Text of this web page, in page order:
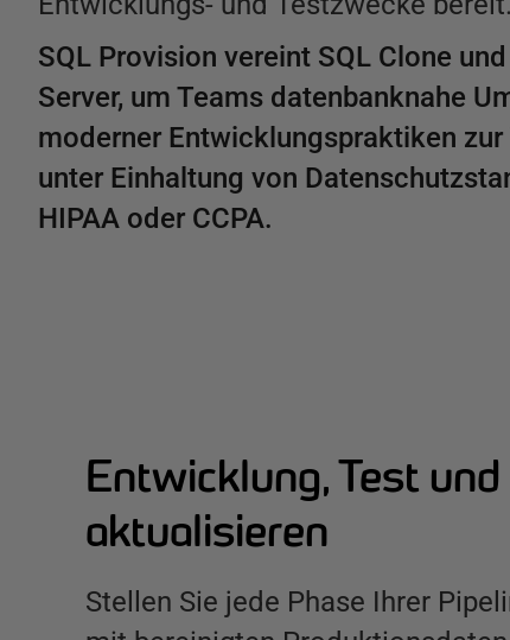
SQL Provision vereint SQL Clone
Server, um Teams datenbanknahe
moderner Entwicklungspraktiken
unter Einhaltung von
HIPAA oder CCPA.
Entwicklung, Test
aktualisieren
Stellen Sie jede Phase Ihrer